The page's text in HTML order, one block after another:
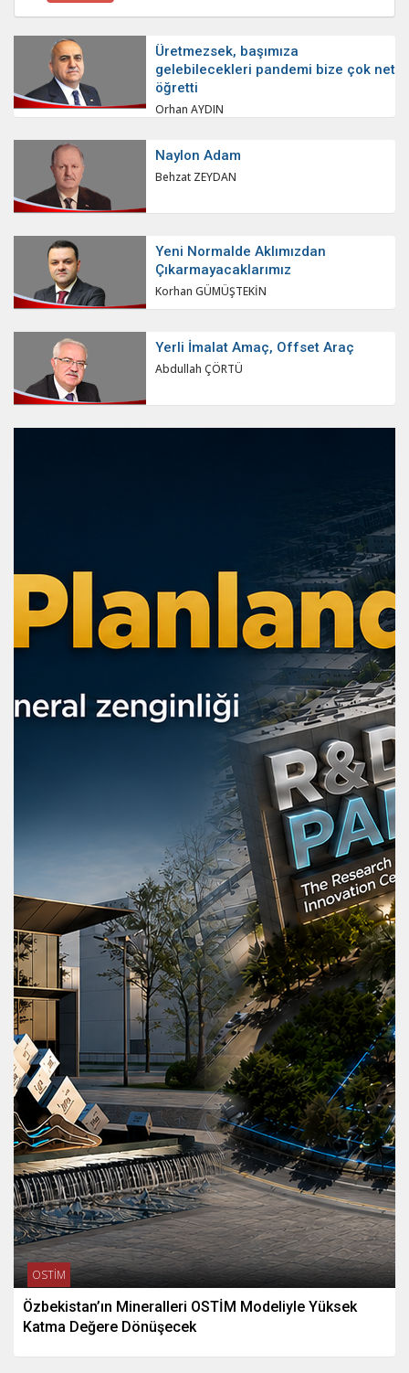
Üretmezsek, başımıza
gelebilecekleri pandemi bize çok net
öğretti
Orhan AYDIN
Naylon Adam
Behzat ZEYDAN
Yeni Normalde Aklımızdan
Çıkarmayacaklarımız
Korhan GÜMÜŞTEKİN
Yerli İmalat Amaç, Offset Araç
Abdullah ÇÖRTÜ
OSTİM
Özbekistan’ın Mineralleri OSTİM Modeliyle Yüksek
Katma Değere Dönüşecek